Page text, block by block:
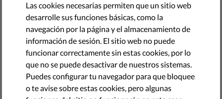
Hace veintinueve años, un politólogo relativamente
desconocido, Francis Fukuyama, publicó un ensayo en una
pequeña revista de Washington llamadaThe National
Interest. El ensayo "¿El fin de la historia?" lo convirtió en
una superestrella. Fukuyama sostenía que estábamos
viviendo "el punto final de la evolución ideológica de la
humanidad y la universalización de la democracia liberal
Las cookies necesarias permiten que un sitio web
desarrolle sus funciones básicas, como la
navegación por la página y el almacenamiento de
información de sesión. El sitio web no puede
funcionar correctamente sin estas cookies, por lo
que no se puede desactivar de nuestros sistemas.
Puedes configurar tu navegador para que bloquee
o te avise sobre estas cookies, pero algunas